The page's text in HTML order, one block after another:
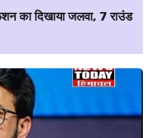
का दिखाया जलवा, 7 राउंड